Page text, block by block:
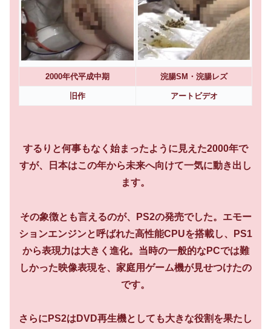
2000年代平成中期 浣腸SM・浣腸レズ
旧作 アートビデオ
するりと何事もなく始まったように見えた2000年で
すが、日本はこの年から未来へ向けて一気に動き出し
ます。
その象徴とも言えるのが、PS2の発売でした。エモー
ションエンジンと呼ばれた高性能CPUを搭載し、PS1
から表現力は大きく進化。当時の一般的なPCでは難
しかった映像表現を、家庭用ゲーム機が見せつけたの
です。
さらにPS2はDVD再生機としても大きな役割を果たし